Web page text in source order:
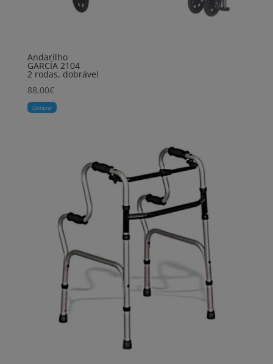
Andarilho
GARCÍA 2104
2 rodas, dobrável
88,00€
Comprar